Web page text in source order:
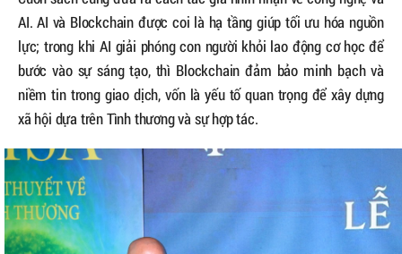
AI. AI và Blockchain được coi là hạ tầng giúp tối ưu hóa nguồn
lực; trong khi AI giải phóng con người khỏi lao động cơ học để
bước vào sự sáng tạo, thì Blockchain đảm bảo minh bạch và
niềm tin trong giao dịch, vốn là yếu tố quan trọng để xây dựng
xã hội dựa trên Tình thương và sự hợp tác.